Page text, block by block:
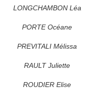
LONGCHAMBON Léa
PORTE Océane
PREVITALI Mélissa
RAULT Juliette
ROUDIER Elise